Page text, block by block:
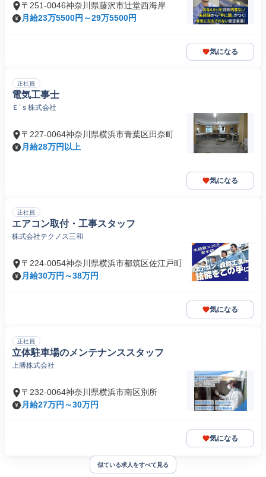
〒251-0046神奈川県藤沢市辻堂西海岸
月給23万5500円～29万5500円
気になる
正社員
電気工事士
Ｅ’ｓ株式会社
〒227-0064神奈川県横浜市青葉区田奈町
月給28万円以上
気になる
正社員
エアコン取付・工事スタッフ
株式会社テクノス三和
〒224-0054神奈川県横浜市都筑区佐江戸町
月給30万円～38万円
気になる
正社員
立体駐車場のメンテナンススタッフ
上勝株式会社
〒232-0064神奈川県横浜市南区別所
月給27万円～30万円
気になる
似ている求人をすべて見る